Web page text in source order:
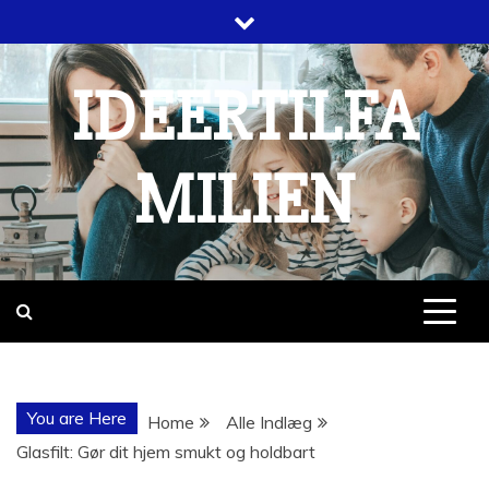
to
content
IDEERTILFA
MILIEN
You are Here Home
Alle Indlæg
Glasfilt: Gør dit hjem smukt og holdbart